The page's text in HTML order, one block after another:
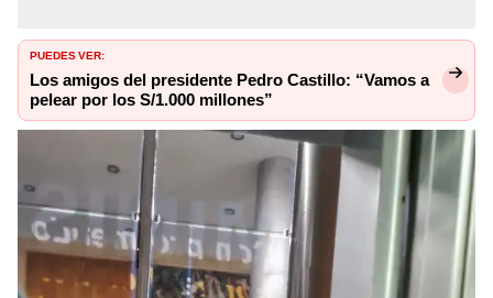
PUEDES VER:
Los amigos del presidente Pedro Castillo: “Vamos a
pelear por los S/1.000 millones”